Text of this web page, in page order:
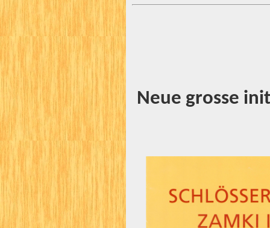
Neue grosse